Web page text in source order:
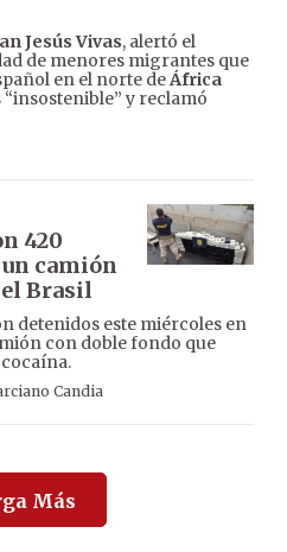
Jesús Vivas, alertó el
de menores migrantes que
en el norte deÁfrica
y reclamó
420
camión
Brasil
detenidos este miércoles en
con doble fondo que
Candia
Más